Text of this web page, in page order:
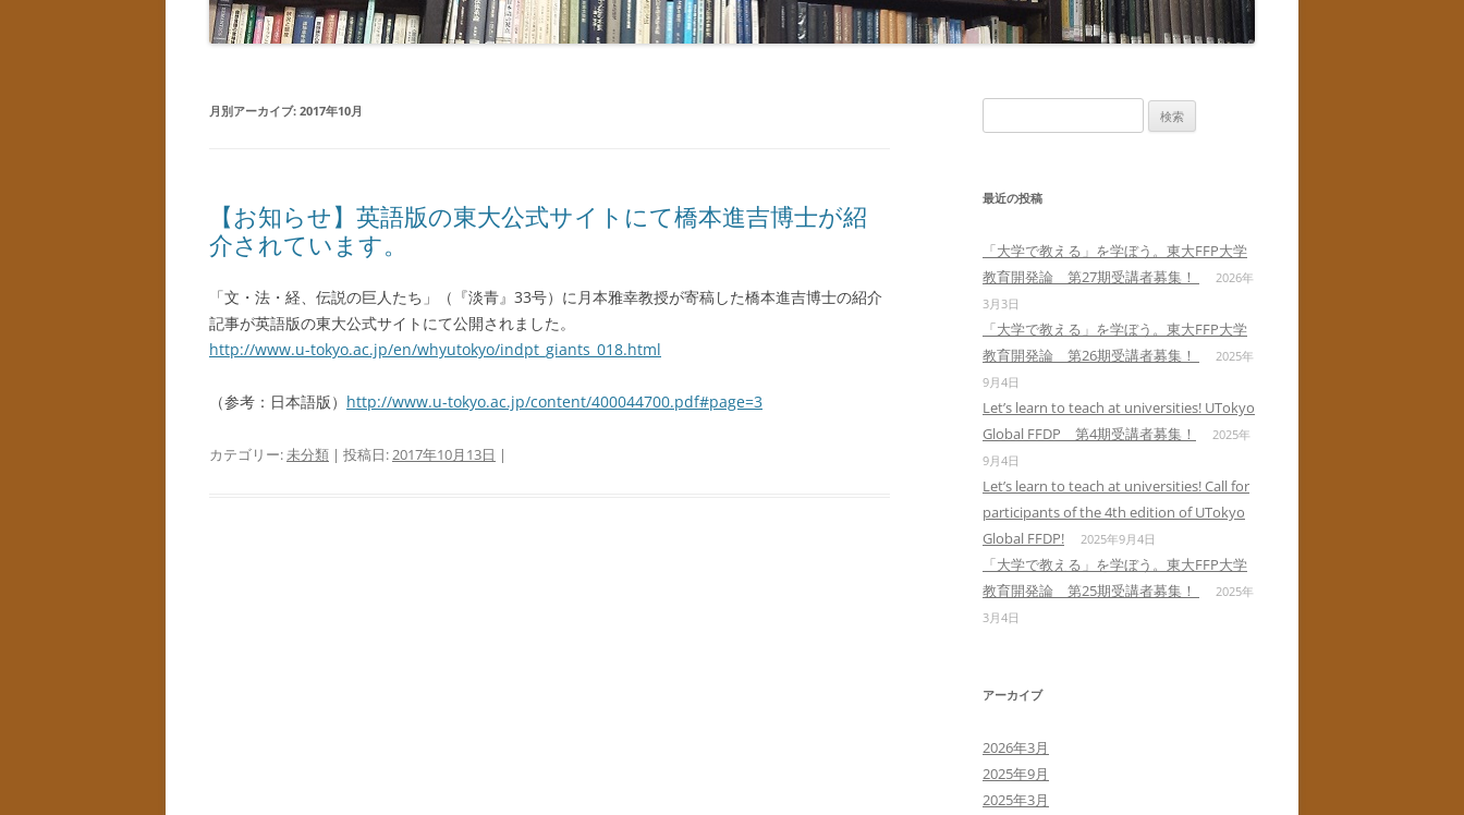
月別アーカイブ: 2017年10月
【お知らせ】英語版の東大公式サイトにて橋本進吉博士が紹
介されています。
「文・法・経、伝説の巨人たち」（『淡青』33号）に月本雅幸教授が寄稿した橋本進吉博士の紹介
記事が英語版の東大公式サイトにて公開されました。
http://www.u-tokyo.ac.jp/en/whyutokyo/indpt_giants_018.html
（参考：日本語版） http://www.u-tokyo.ac.jp/content/400044700.pdf#page=3
カテゴリー:未分類 | 投稿日:2017年10月13日 |
索:
最近の投稿
「大学で教える」を学ぼう。東大FFP大学
教育開発論 第27期受講者募集！
2026年
3月3日
「大学で教える」を学ぼう。東大FFP大学
教育開発論 第26期受講者募集！
2025年
9月4日
Let’s learn to teach at universities! UTokyo
Global FFDP 第4期受講者募集！
2025年
9月4日
Let’s learn to teach at universities! Call for
participants of the 4th edition of UTokyo
Global FFDP!
2025年9月4日
「大学で教える」を学ぼう。東大FFP大学
教育開発論 第25期受講者募集！
2025年
3月4日
アーカイブ
2026年3月
2025年9月
2025年3月